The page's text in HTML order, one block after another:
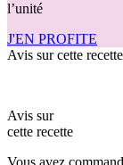
l’unité
J'EN PROFITE
Avis sur cette recette
Avis sur
cette recette
Vous avez